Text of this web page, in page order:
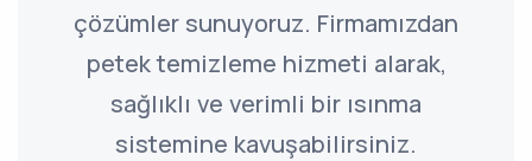
çözümler sunuyoruz. Firmamızdan
petek temizleme hizmeti alarak,
sağlıklı ve verimli bir ısınma
sistemine kavuşabilirsiniz.